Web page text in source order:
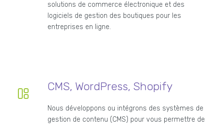
solutions de commerce électronique et des
logiciels de gestion des boutiques pour les
entreprises en ligne.
CMS, WordPress, Shopify
Nous développons ou intégrons des systèmes de
gestion de contenu (CMS) pour vous permettre de